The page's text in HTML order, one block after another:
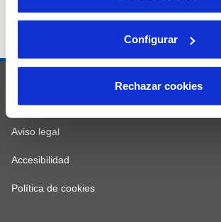
Configurar
Rechazar cookies
Mapa web
Aviso legal
Accesibilidad
Política de cookies